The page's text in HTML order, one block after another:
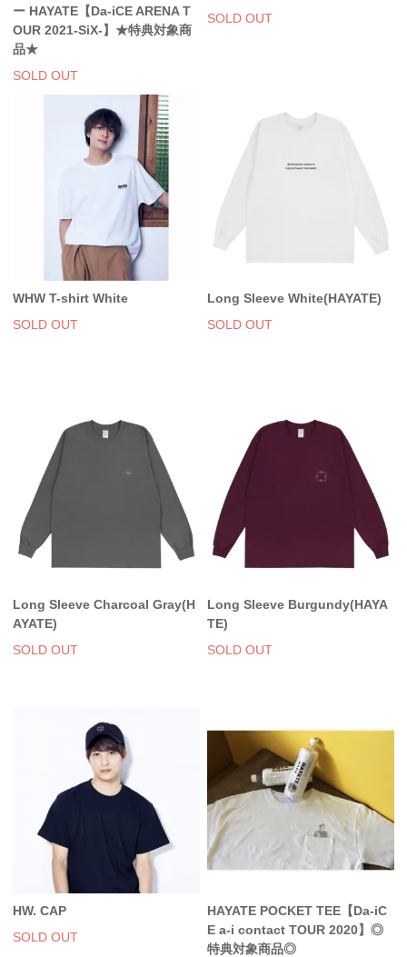
ー HAYATE【Da-iCE ARENA T
OUR 2021-SiX-】★特典対象商
品★
SOLD OUT
SOLD OUT
WHW T-shirt White
SOLD OUT
Long Sleeve White(HAYATE)
SOLD OUT
Long Sleeve Charcoal Gray(H
AYATE)
SOLD OUT
Long Sleeve Burgundy(HAYA
TE)
SOLD OUT
HW. CAP
SOLD OUT
HAYATE POCKET TEE【Da-iC
E a-i contact TOUR 2020】◎
特典対象商品◎